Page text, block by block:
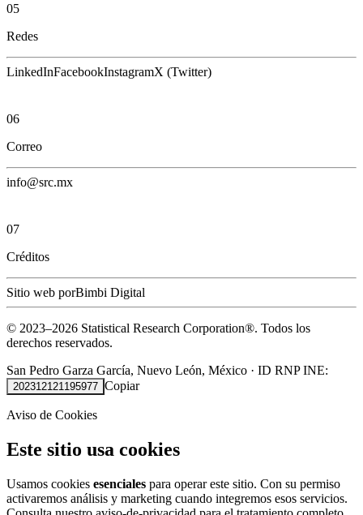
05
Redes
LinkedInFacebookInstagramX (Twitter)
06
Correo
info@src.mx
07
Créditos
Sitio web porBimbi Digital
© 2023–2026 Statistical Research Corporation®. Todos los
derechos reservados.
San Pedro Garza García, Nuevo León, México · ID RNP INE:
202312121195977 Copiar
Aviso de Cookies
Este sitio usa cookies
Usamos cookies esenciales para operar este sitio. Con su permiso
activaremos análisis y marketing cuando integremos esos servicios.